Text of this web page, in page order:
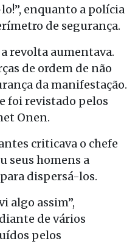
enquanto a polícia
de segurança.
revolta aumentava.
de ordem de não
da manifestação.
foi revistado pelos
Onen.
criticava o chefe
seus homens a
dispersá-los.
algo assim”,
de vários
pelos